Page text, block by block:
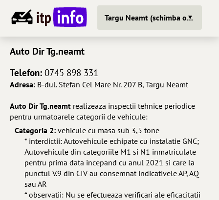
Targu Neamt (schimba oras)
Auto Dir Tg.neamt
Telefon: 0745 898 331
Adresa: B-dul. Stefan Cel Mare Nr. 207 B, Targu Neamt
Auto Dir Tg.neamt realizeaza inspectii tehnice periodice
pentru urmatoarele categorii de vehicule:
Categoria 2: vehicule cu masa sub 3,5 tone
* interdictii: Autovehicule echipate cu instalatie GNC;
Autovehicule din categoriile M1 si N1 inmatriculate
pentru prima data incepand cu anul 2021 si care la
punctul V.9 din CIV au consemnat indicativele AP, AQ
sau AR
* observatii: Nu se efectueaza verificari ale eficacitatii